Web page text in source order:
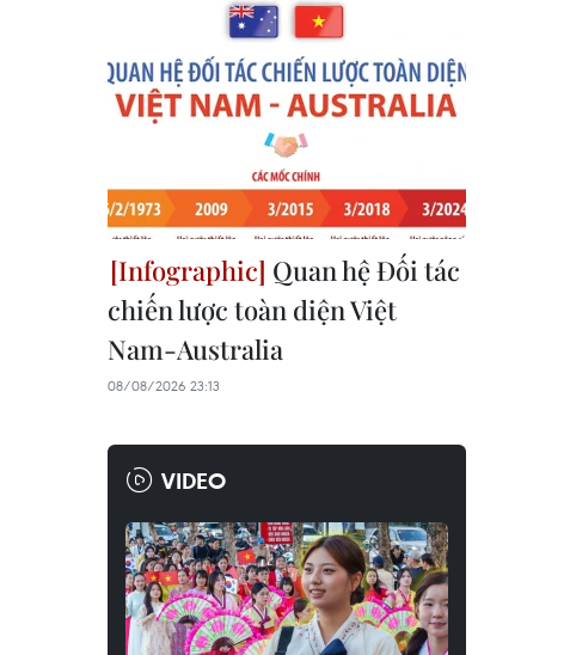
Quan hệ Đối tác
chiến lược toàn diện Việt
Nam-Australia
08/08/2026 23:13
VIDEO